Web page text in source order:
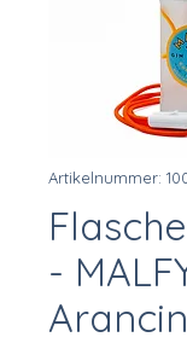
Artikelnummer:
-